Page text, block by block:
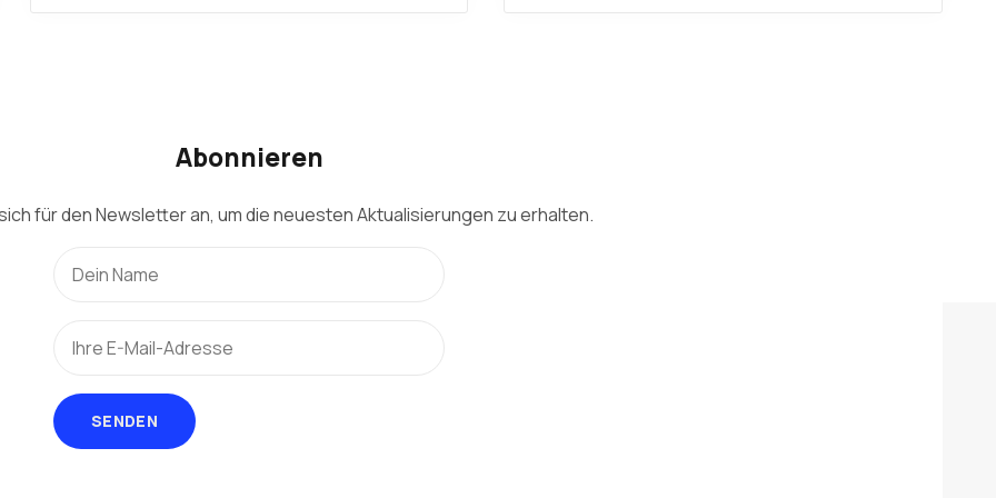
Abonnieren
für den Newsletter an, um die neuesten Aktualisierungen zu erhalten.
SENDEN